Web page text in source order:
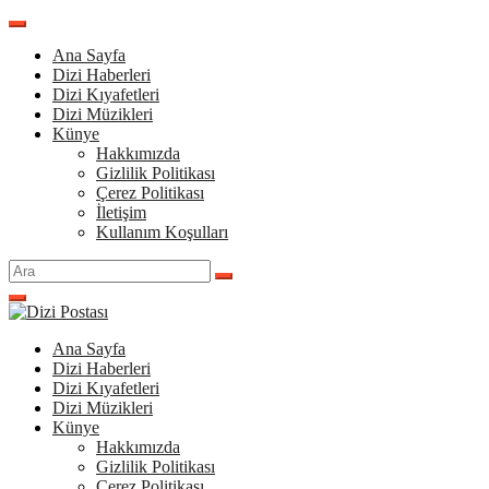
İçeriğe
Ana Sayfa
Dizi Haberleri
Dizi Kıyafetleri
Dizi Müzikleri
Künye
Hakkımızda
Gizlilik Politikası
Çerez Politikası
İletişim
Kullanım Koşulları
Arama
yap:
Ana Sayfa
Dizi Haberleri
Dizi Kıyafetleri
Dizi Müzikleri
Künye
Hakkımızda
Gizlilik Politikası